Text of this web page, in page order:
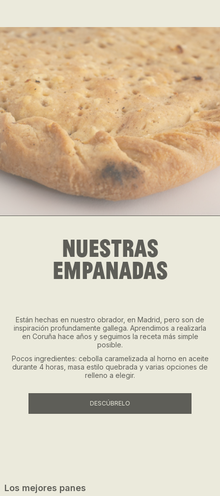
NUESTRAS
EMPANADAS
Están hechas en nuestro obrador, en Madrid, pero son de
inspiración profundamente gallega. Aprendimos a realizarla
en Coruña hace años y seguimos la receta más simple
posible.
Pocos ingredientes: cebolla caramelizada al horno en aceite
durante 4 horas, masa estilo quebrada y varias opciones de
relleno a elegir.
DESCÚBRELO
Los mejores panes